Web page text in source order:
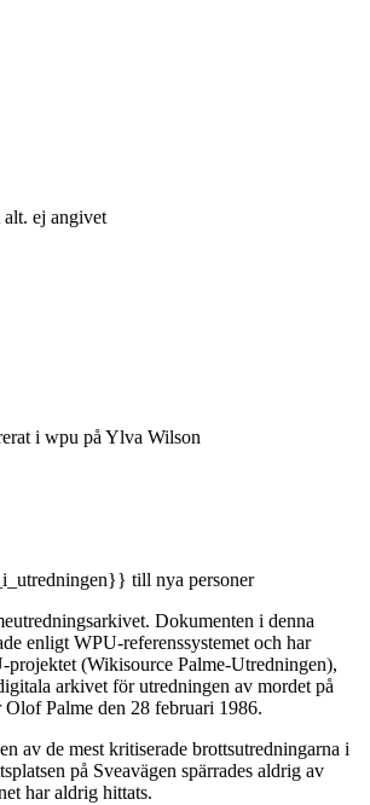
ej angivet
i wpu på Ylva Wilson
till nya personer
Dokumenten i denna
enligt WPU-referenssystemet och har
projektet (Wikisource Palme-Utredningen),
arkivet för utredningen av mordet på
Olof Palme den 28 februari 1986.
av de mest kritiserade brottsutredningarna i
på Sveavägen spärrades aldrig av
har aldrig hittats.